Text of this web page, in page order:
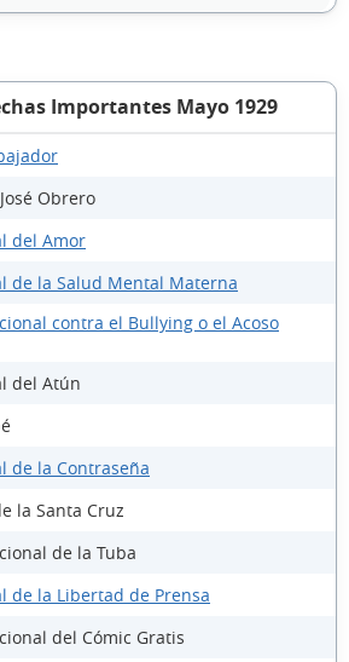
Importantes Mayo 1929
Obrero
del Amor
de la Salud Mental Materna
contra el Bullying o el Acoso
del Atún
de la Contraseña
la Santa Cruz
de la Tuba
de la Libertad de Prensa
del Cómic Gratis